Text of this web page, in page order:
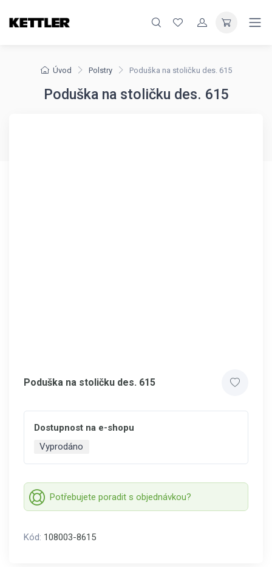
Úvod Polstry Poduška na stoličku des. 615
Poduška na stoličku des. 615
Poduška na stoličku des. 615
Dostupnost na e-shopu
Vyprodáno
Potřebujete poradit s objednávkou?
Kód: 108003-8615